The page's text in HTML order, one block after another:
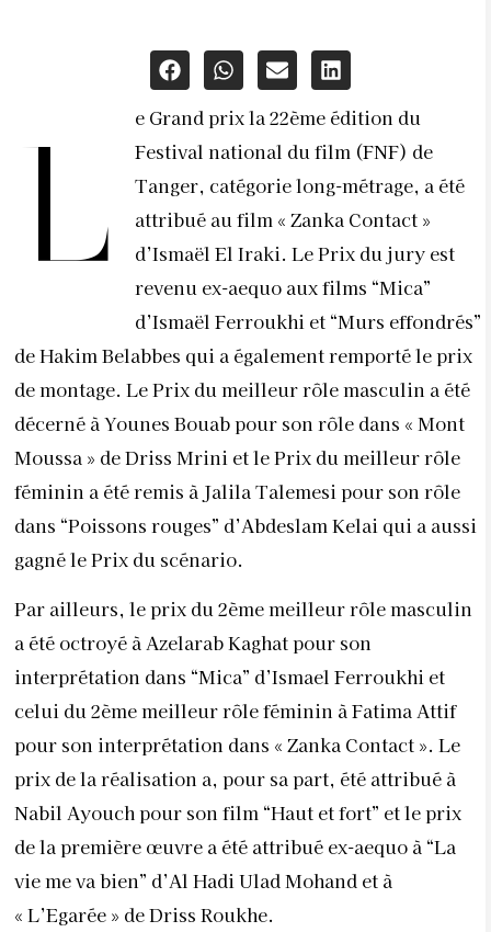
L
e Grand prix la 22ème édition du
Festival national du film (FNF) de
Tanger, catégorie long-métrage, a été
attribué au film « Zanka Contact »
d’Ismaël El Iraki. Le Prix du jury est
revenu ex-aequo aux films “Mica”
d’Ismaël Ferroukhi et “Murs effondrés”
de Hakim Belabbes qui a également remporté le prix
de montage. Le Prix du meilleur rôle masculin a été
décerné à Younes Bouab pour son rôle dans « Mont
Moussa » de Driss Mrini et le Prix du meilleur rôle
féminin a été remis à Jalila Talemesi pour son rôle
dans “Poissons rouges” d’Abdeslam Kelai qui a aussi
gagné le Prix du scénario.
Par ailleurs, le prix du 2ème meilleur rôle masculin
a été octroyé à Azelarab Kaghat pour son
interprétation dans “Mica” d’Ismael Ferroukhi et
celui du 2ème meilleur rôle féminin à Fatima Attif
pour son interprétation dans « Zanka Contact ». Le
prix de la réalisation a, pour sa part, été attribué à
Nabil Ayouch pour son film “Haut et fort” et le prix
de la première œuvre a été attribué ex-aequo à “La
vie me va bien” d’Al Hadi Ulad Mohand et à
« L’Egarée » de Driss Roukhe.